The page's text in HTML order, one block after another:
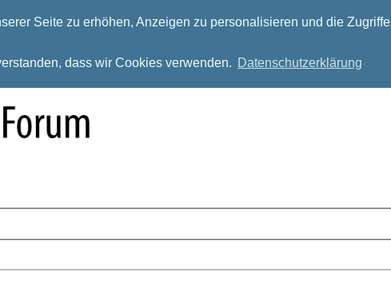
Seite zu erhöhen, Anzeigen zu personalisieren und die
dass wir Cookies verwenden. Datenschutzerklärung